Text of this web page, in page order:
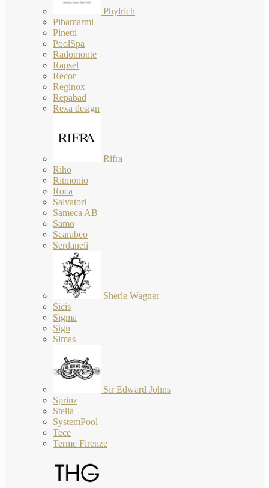
Phylrich
Pibamarmi
Pinetti
PoolSpa
Radomonte
Rapsel
Recor
Reginox
Repabad
Rexa design
Rifra
Riho
Ritmonio
Roca
Salvatori
Sameca AB
Samo
Scarabeo
Serdaneli
Sherle Wagner
Sicis
Sigma
Sign
Simas
Sir Edward Johns
Sprinz
Stella
SystemPool
Tece
Terme Firenze